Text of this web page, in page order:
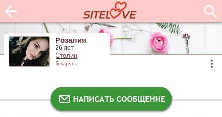
Розалия
26 лет
Столин
Беларусь